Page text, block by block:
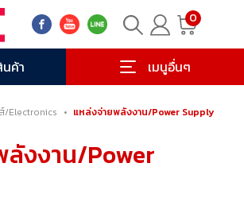
0
นค้า เมนูอื่นๆ
/Electronics • แหล่งจ่ายพลังงาน/Power Supply
งงาน/Power